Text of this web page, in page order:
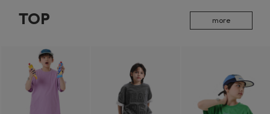
TOP more